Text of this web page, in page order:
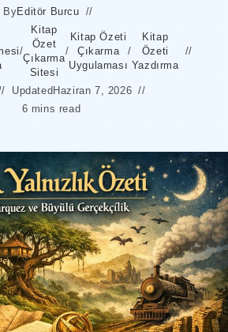
ByEditör Burcu
/
Kitap
Özet
Çıkarma
Sitesi
/
Kitap Özeti
Çıkarma
Uygulaması
/
Kitap
Özeti
Yazdırma
Updated Haziran 7, 2026
6 mins read